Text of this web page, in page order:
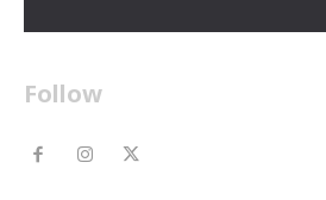
Follow